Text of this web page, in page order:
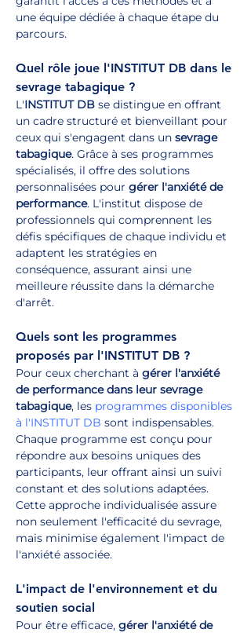
une équipe dédiée à chaque étape du
parcours.
Quel rôle joue l'INSTITUT DB dans le
sevrage tabagique ?
L'INSTITUT DB se distingue en offrant
un cadre structuré et bienveillant pour
ceux qui s'engagent dans un sevrage
tabagique. Grâce à ses programmes
spécialisés, il offre des solutions
personnalisées pour gérer l'anxiété de
performance. L'institut dispose de
professionnels qui comprennent les
défis spécifiques de chaque individu et
adaptent les stratégies en
conséquence, assurant ainsi une
meilleure réussite dans la démarche
d'arrêt.
Quels sont les programmes
proposés par l'INSTITUT DB ?
Pour ceux cherchant à gérer l'anxiété
de performance dans leur sevrage
tabagique, les programmes disponibles
à l'INSTITUT DB sont indispensables.
Chaque programme est conçu pour
répondre aux besoins uniques des
participants, leur offrant ainsi un suivi
constant et des solutions adaptées.
Cette approche individualisée assure
non seulement l'efficacité du sevrage,
mais minimise également l'impact de
l'anxiété associée.
L'impact de l'environnement et du
soutien social
Pour être efficace, gérer l'anxiété de